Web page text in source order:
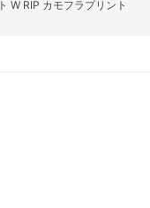
W RIP カモフラプリント